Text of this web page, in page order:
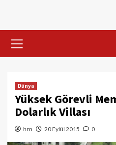
content
Menu
Dünya
Yüksek Görevli
Dolarlık Villası
hrn 20 Eylül 2015 0